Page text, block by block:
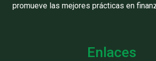
promueve las mejores prácticas en
Enlaces